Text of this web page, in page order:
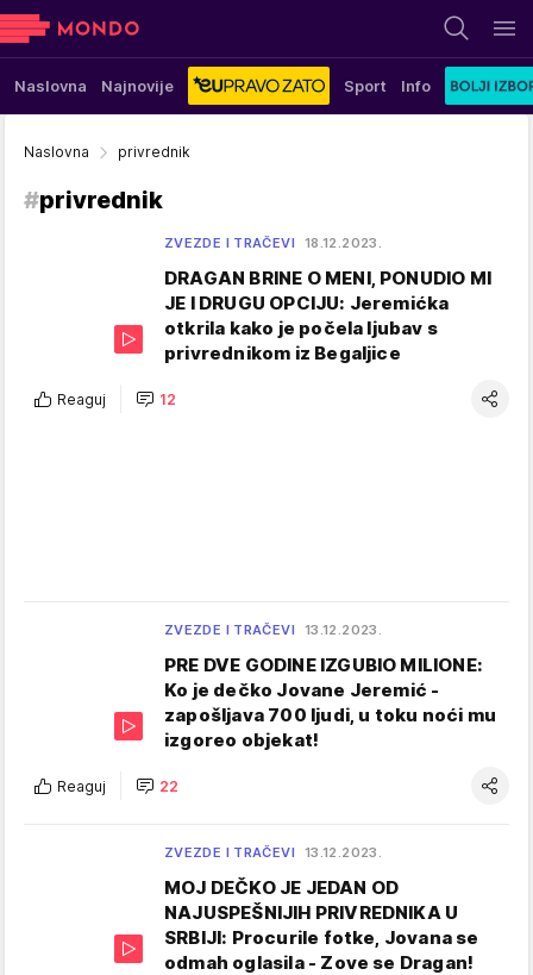
Naslovna Najnovije Sport Info
Naslovna privrednik
#privrednik
ZVEZDE I TRAČEVI 18.12.2023.
DRAGAN BRINE O MENI, PONUDIO MI
JE I DRUGU OPCIJU: Jeremićka
otkrila kako je počela ljubav s
privrednikom iz Begaljice
Reaguj 12
ZVEZDE I TRAČEVI 13.12.2023.
PRE DVE GODINE IZGUBIO MILIONE:
Ko je dečko Jovane Jeremić -
zapošljava 700 ljudi, u toku noći mu
izgoreo objekat!
Reaguj 22
ZVEZDE I TRAČEVI 13.12.2023.
MOJ DEČKO JE JEDAN OD
NAJUSPEŠNIJIH PRIVREDNIKA U
SRBIJI: Procurile fotke, Jovana se
odmah oglasila - Zove se Dragan!